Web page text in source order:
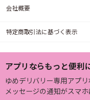
会社概要
特定商取引法に基づく表示
アプリならもっと便利
ゆめデリバリー専用アプリ
メッセージの通知がスマホ